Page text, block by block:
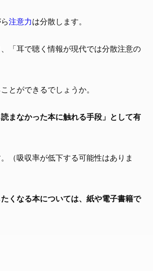
注意力は分散します。
「耳で聴く情報が現代では分散注意の
とができるでしょうか。
まなかった本に触れる手段」として有
（吸収率が低下する可能性はありま
くなる本については、紙や電子書籍で